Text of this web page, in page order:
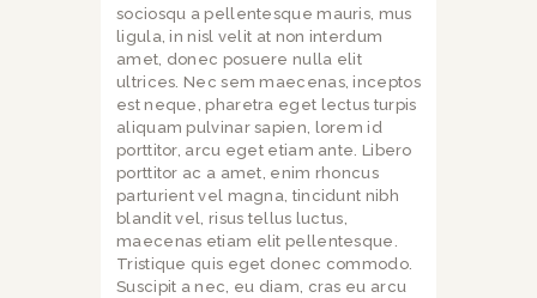
sociosqu a pellentesque mauris, mus
ligula, in nisl velit at non interdum
amet, donec posuere nulla elit
ultrices. Nec sem maecenas, inceptos
est neque, pharetra eget lectus turpis
aliquam pulvinar sapien, lorem id
porttitor, arcu eget etiam ante. Libero
porttitor ac a amet, enim rhoncus
parturient vel magna, tincidunt nibh
blandit vel, risus tellus luctus,
maecenas etiam elit pellentesque.
Tristique quis eget donec commodo.
Suscipit a nec, eu diam, cras eu arcu